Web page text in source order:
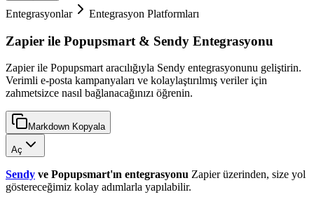
Entegrasyonlar Entegrasyon Platformları
Zapier ile Popupsmart & Sendy Entegrasyonu
Zapier ile Popupsmart aracılığıyla Sendy entegrasyonunu geliştirin.
Verimli e-posta kampanyaları ve kolaylaştırılmış veriler için
zahmetsizce nasıl bağlanacağınızı öğrenin.
Markdown Kopyala
Aç
Sendy ve Popupsmart'ın entegrasyonu Zapier üzerinden, size yol
göstereceğimiz kolay adımlarla yapılabilir.